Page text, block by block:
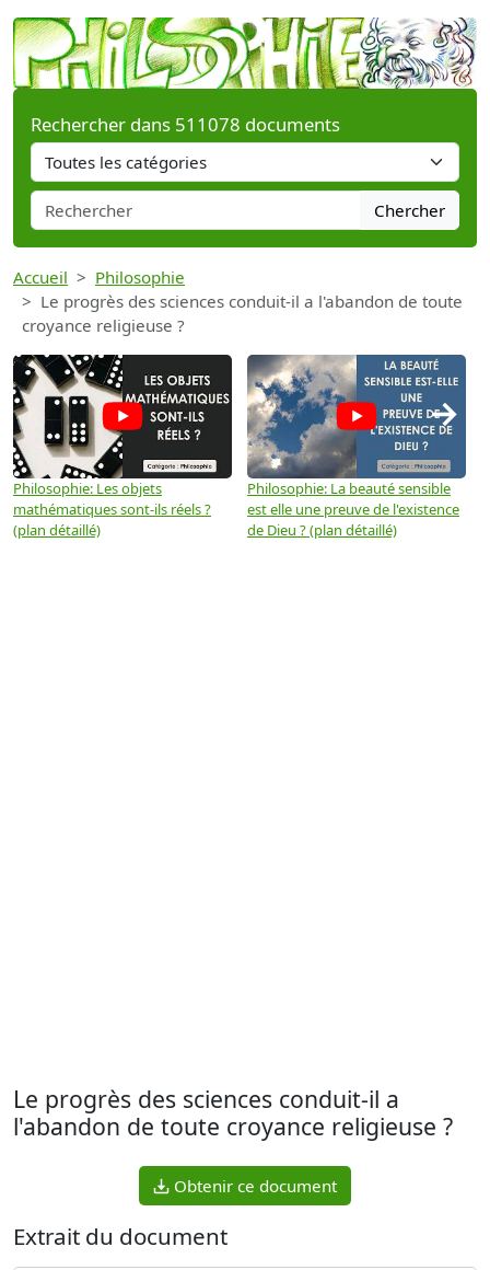
Rechercher dans 511078 documents
Chercher
Accueil
Philosophie
Le progrès des sciences conduit-il a l'abandon de toute
croyance religieuse ?
Philosophie: Les objets
mathématiques sont-ils réels ?
(plan détaillé)
Philosophie: La beauté sensible
est elle une preuve de l'existence
de Dieu ? (plan détaillé)
→
Le progrès des sciences conduit-il a
l'abandon de toute croyance religieuse ?
Obtenir ce document
Extrait du document